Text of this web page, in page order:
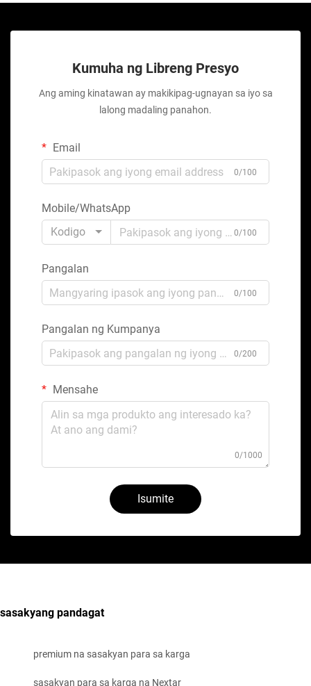
Kumuha ng Libreng Presyo
Ang aming kinatawan ay makikipag-ugnayan sa iyo sa
lalong madaling panahon.
Email
0/100
Mobile/WhatsApp
Kodigo
0/100
Pangalan
0/100
Pangalan ng Kumpanya
0/200
Mensahe
0/1000
Isumite
sasakyang pandagat
premium na sasakyan para sa karga
sasakyan para sa karga na Nextar